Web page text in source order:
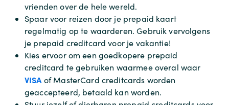
vrienden over de hele wereld.
Spaar voor reizen door je prepaid kaart
regelmatig op te waarderen. Gebruik vervolgens
je prepaid creditcard voor je vakantie!
Kies ervoor om een goedkopere prepaid
creditcard te gebruiken waarmee overal waar
VISA of MasterCard creditcards worden
geaccepteerd, betaald kan worden.